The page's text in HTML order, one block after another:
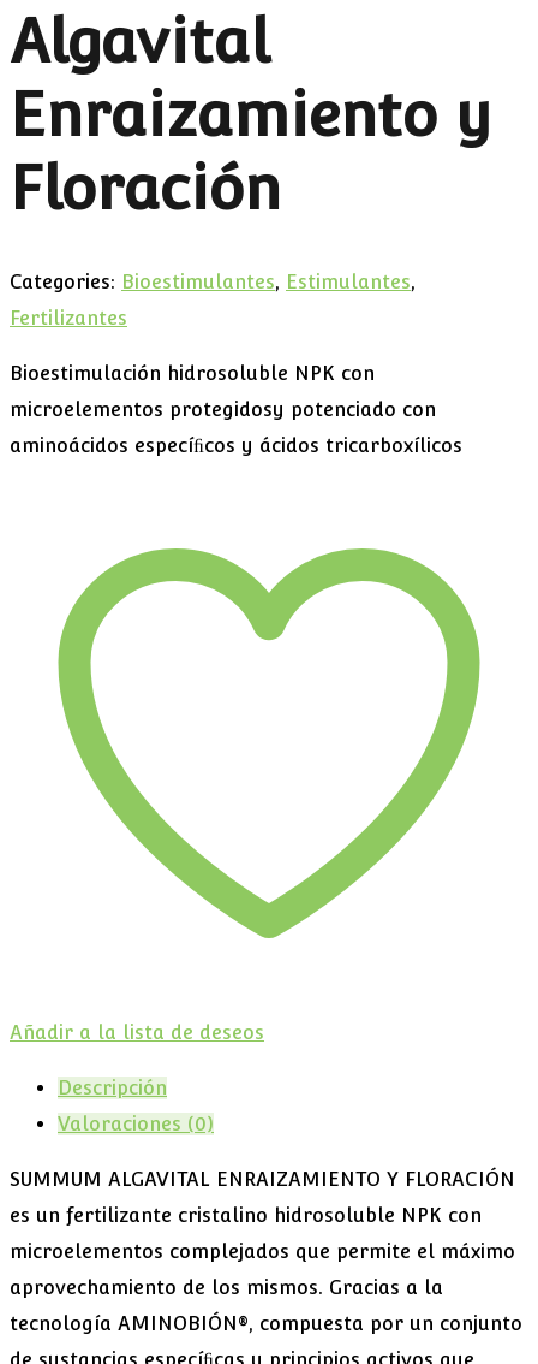
Algavital
Enraizamiento y
Floración
Categories: Bioestimulantes, Estimulantes,
Fertilizantes
Bioestimulación hidrosoluble NPK con
microelementos protegidosy potenciado con
aminoácidos especíﬁcos y ácidos tricarboxílicos
Añadir a la lista de deseos
Descripción
Valoraciones (0)
SUMMUM ALGAVITAL ENRAIZAMIENTO Y FLORACIÓN
es un fertilizante cristalino hidrosoluble NPK con
microelementos complejados que permite el máximo
aprovechamiento de los mismos. Gracias a la
tecnología AMINOBIÓN®, compuesta por un conjunto